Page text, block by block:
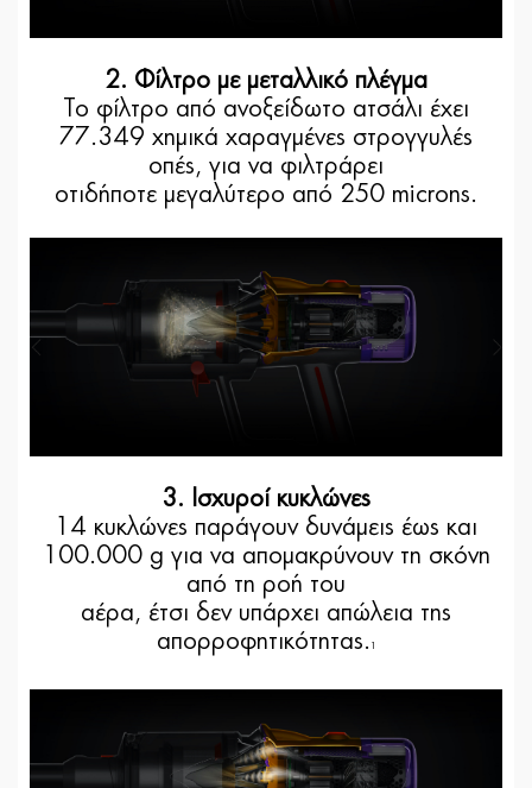
2. Φίλτρο με μεταλλικό πλέγμα
Το φίλτρο από ανοξείδωτο ατσάλι έχει
77.349 χημικά χαραγμένες στρογγυλές
οπές, για να φιλτράρει
οτιδήποτε μεγαλύτερο από 250 microns.
3. Ισχυροί κυκλώνες
14 κυκλώνες παράγουν δυνάμεις έως και
100.000 g για να απομακρύνουν τη σκόνη
από τη ροή του
αέρα, έτσι δεν υπάρχει απώλεια της
απορροφητικότητας.